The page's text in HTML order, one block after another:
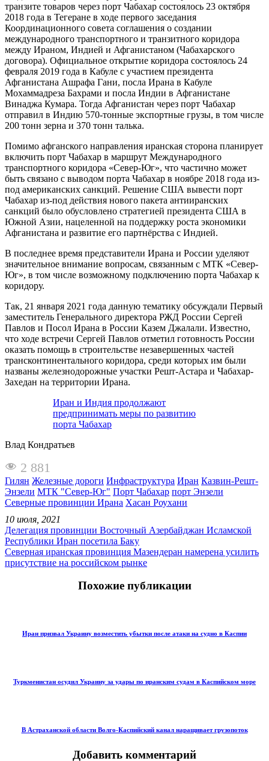
транзите товаров через порт Чабахар состоялось 23 октября
2018 года в Тегеране в ходе первого заседания
Координационного совета соглашения о создании
международного транспортного и транзитного коридора
между Ираном, Индией и Афганистаном (Чабахарского
договора). Официальное открытие коридора состоялось 24
февраля 2019 года в Кабуле с участием президента
Афганистана Ашрафа Гани, посла Ирана в Кабуле
Мохаммадреза Бахрами и посла Индии в Афганистане
Винаджа Кумара. Тогда Афганистан через порт Чабахар
отправил в Индию 570-тонные экспортные грузы, в том числе
200 тонн зерна и 370 тонн талька.
Помимо афганского направления иранская сторона планирует
включить порт Чабахар в маршрут Международного
транспортного коридора «Север-Юг», что частично может
быть связано с выводом порта Чабахар в ноябре 2018 года из-
под американских санкций. Решение США вывести порт
Чабахар из-под действия нового пакета антииранских
санкций было обусловлено стратегией президента США в
Южной Азии, нацеленной на поддержку роста экономики
Афганистана и развитие его партнёрства с Индией.
В последнее время представители Ирана и России уделяют
значительное внимание вопросам, связанным с МТК «Север-
Юг», в том числе возможному подключению порта Чабахар к
коридору.
Так, 21 января 2021 года данную тематику обсуждали Первый
заместитель Генерального директора РЖД России Сергей
Павлов и Посол Ирана в России Казем Джалали. Известно,
что ходе встречи Сергей Павлов отметил готовность России
оказать помощь в строительстве незавершенных частей
трансконтинентального коридора, среди которых им были
названы железнодорожные участки Решт-Астара и Чабахар-
Захедан на территории Ирана.
Иран и Индия продолжают
предпринимать меры по развитию
порта Чабахар
Влад Кондратьев
2 881
Гилян Железные дороги Инфраструктура Иран Казвин-Решт-
Энзели МТК "Север-Юг" Порт Чабахар порт Энзели
Северные провинции Ирана Хасан Роухани
10 июля, 2021
Делегация провинции Восточный Азербайджан Исламской
Республики Иран посетила Баку
Северная иранская провинция Мазендеран намерена усилить
присутствие на российском рынке
Похожие публикации
Иран призвал Украину возместить убытки после атаки на судно в Каспии
Туркменистан осудил Украину за удары по иранским судам в Каспийском море
В Астраханской области Волго-Каспийский канал наращивает грузопоток
Добавить комментарий